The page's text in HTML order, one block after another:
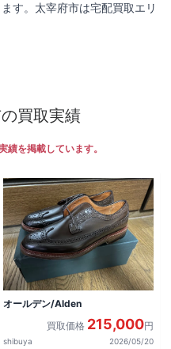
す。太宰府市は宅配買取エリ
買取実績
績を掲載しています。
オールデン/Alden
買取価格 215,000円
shibuya 2026/05/20